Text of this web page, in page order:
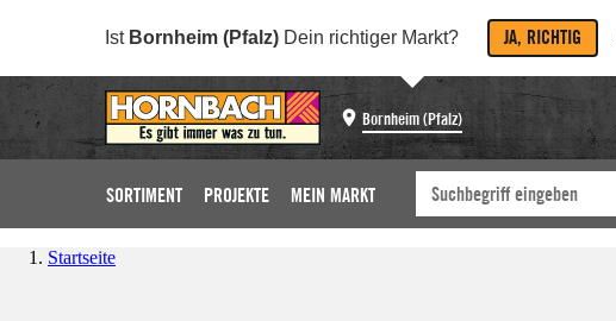
Ist Bornheim (Pfalz) Dein richtiger Markt? JA, RICHTIG
Bornheim (Pfalz)
SORTIMENT PROJEKTE MEIN MARKT
Startseite